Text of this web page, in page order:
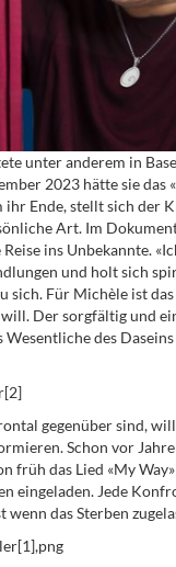
unter anderem in
2023 hätte sie das
Ende, stellt sich der
Art. Im
ins Unbekannte.
und holt sich
sich. Für Michèle ist
Der sorgfältig und
des
gegenüber sind,
Schon vor
früh das Lied «My
eingeladen. Jede
wenn das Sterben